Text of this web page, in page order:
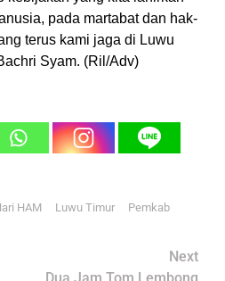
pada martabat dan hak-
terus kami jaga di Luwu
Syam. (Ril/Adv)
HAM Luwu Timur
Pemkab
Next